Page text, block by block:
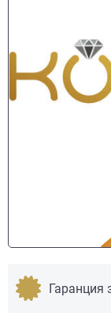
Гаранция